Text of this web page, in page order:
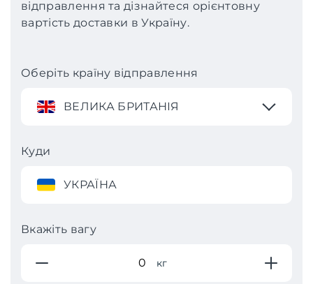
відправлення та дізнайтеся орієнтовну
вартість доставки в Україну.
Оберіть країну відправлення
ВЕЛИКА БРИТАНІЯ
Куди
УКРАЇНА
Вкажіть вагу
кг